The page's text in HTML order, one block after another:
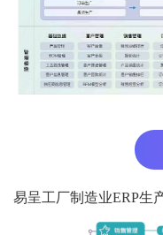
易呈工厂制造业ERP生